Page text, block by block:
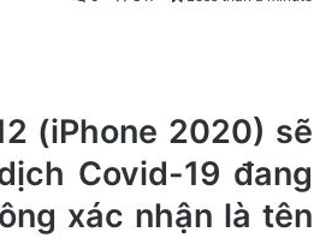
(iPhone 2020) sẽ
Covid-19 đang
xác nhận là tên